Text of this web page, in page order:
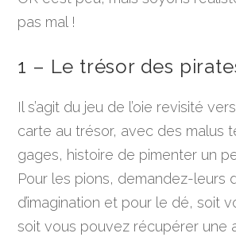
pas mal !
1 – Le trésor des
Il s’agit du jeu de l’oie revisité
carte au trésor, avec des malus
gages, histoire de pimenter un
Pour les pions, demandez-leurs
d’imagination et pour le dé, soit
soit vous pouvez récupérer une